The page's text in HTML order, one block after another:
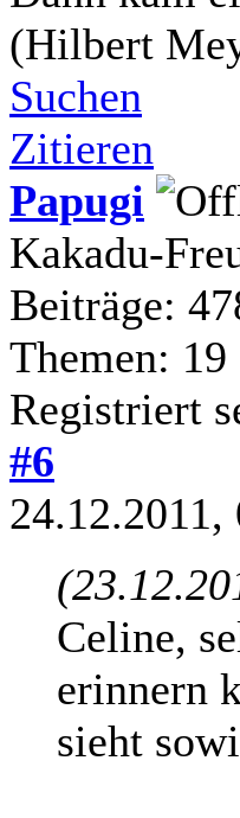
(Hilbert
Suchen
Zitieren
Papugi
Kakadu-
Beiträge:
Themen: 19
Registriert
#6
24.12.2011,
Celine,
erinnern
sieht